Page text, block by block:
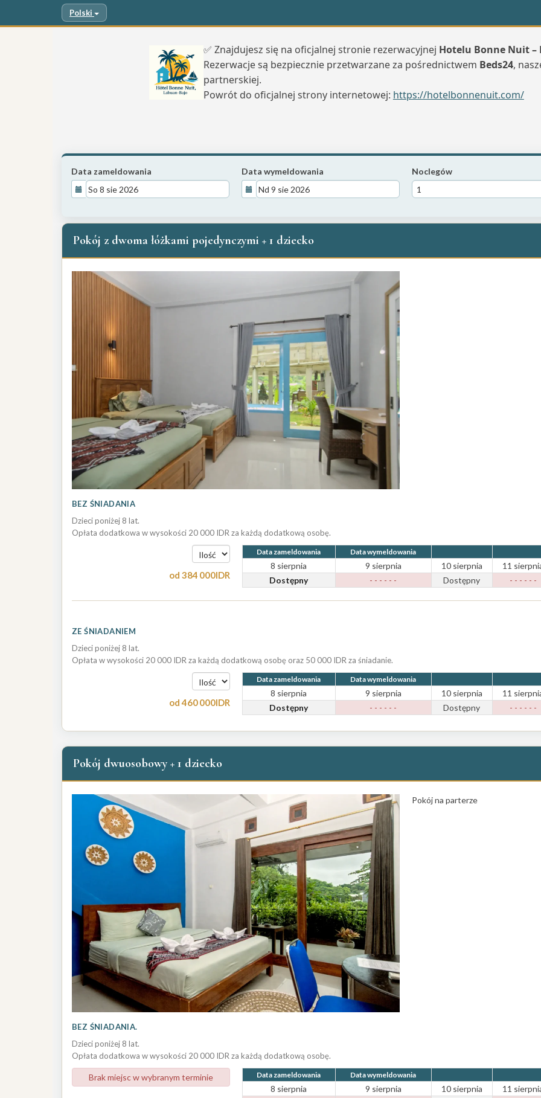
Polski
✅ Znajdujesz się na oficjalnej stronie rezerwacyjnej Hotelu Bonne Nuit –
Rezerwacje są bezpiecznie przetwarzane za pośrednictwem Beds24,
partnerskiej.
Powrót do oficjalnej strony internetowej: https://hotelbonnenuit.com/
Data zameldowania Data wymeldowania Noclegów
Pokój z dwoma łóżkami pojedynczymi + 1 dziecko
BEZ ŚNIADANIA
Dzieci poniżej 8 lat.
Opłata dodatkowa w wysokości 20 000 IDR za każdą dodatkową osobę.
od 384 000IDR
Data zameldowania Data wymeldowania
8 sierpnia 9 sierpnia 10 sierpnia 11
Dostępny
- - - - - - Dostępny - - - - - -
ZE ŚNIADANIEM
Dzieci poniżej 8 lat.
Opłata w wysokości 20 000 IDR za każdą dodatkową osobę oraz 50 000 IDR za śniadanie.
od460 000IDR
Data zameldowania Data wymeldowania
8 sierpnia 9 sierpnia 10 sierpnia 11
Dostępny
- - - - - - Dostępny - - - - - -
Pokój dwuosobowy + 1 dziecko
Pokój na parterze
BEZ ŚNIADANIA.
Dzieci poniżej 8 lat.
Opłata dodatkowa w wysokości 20 000 IDR za każdą dodatkową osobę.
Brak miejsc w wybranym terminie Data zameldowania Data wymeldowania
8 sierpnia 9 sierpnia 10 sierpnia 11